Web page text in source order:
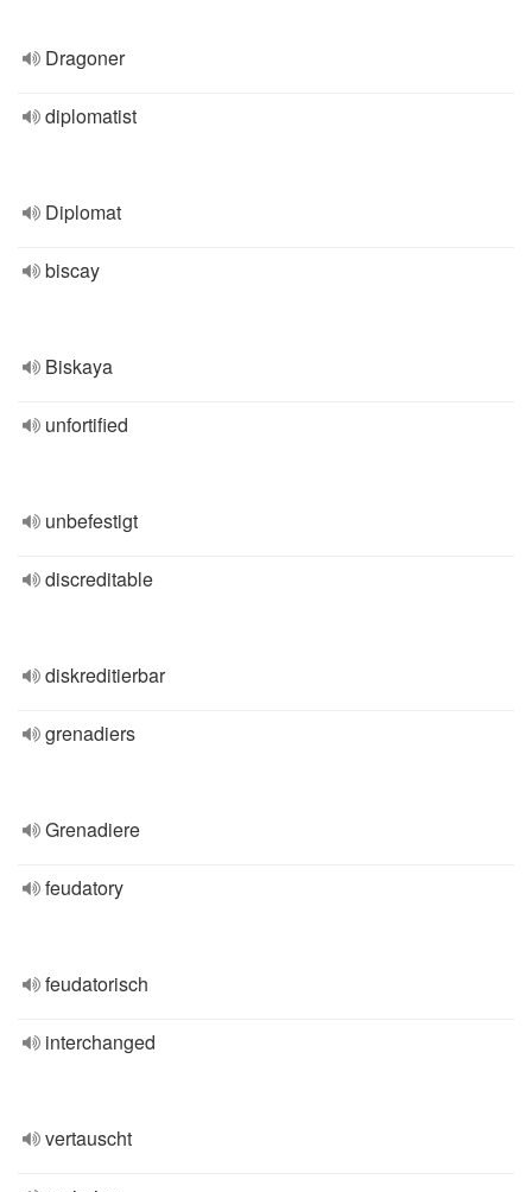
Dragoner
diplomatist
Diplomat
biscay
Biskaya
unfortified
unbefestigt
discreditable
diskreditierbar
grenadiers
Grenadiere
feudatory
feudatorisch
interchanged
vertauscht